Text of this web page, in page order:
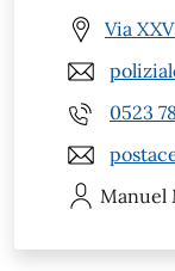
Via
0523
Manuel